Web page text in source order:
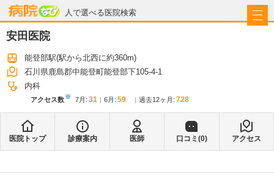
人で選べる医院検索
病院なび
安田医院
能登部駅(駅から北西に約360m)
石川県鹿島郡中能登町能登部下105-4-1
内科
アクセス数※ 7月 : 31 6月 : 59 過去12ヶ月: 728
医院トップ 診療案内 医師 口コミ(0) アクセス